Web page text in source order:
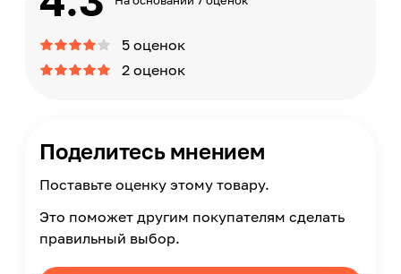
5 оценок
2 оценок
Поделитесь мнением
Поставьте оценку этому товару.
Это поможет другим покупателям сделать
правильный выбор.